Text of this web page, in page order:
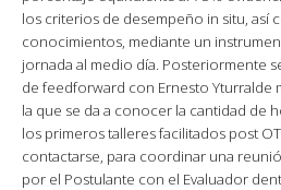
los criterios de desempeño in situ, así
conocimientos, mediante un
jornada al medio día. Posteriormente
de feedforward con Ernesto Yturralde
la que se da a conocer la cantidad de
los primeros talleres facilitados post
contactarse, para coordinar una
por el Postulante con el Evaluador